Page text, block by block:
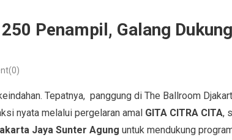
Penampil, Galang
Tepatnya, panggung di The Ballroom
nyata melalui pergelaran amal GITA CITRA CITA,
Jaya Sunter Agung untuk mendukung